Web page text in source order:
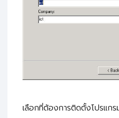
เลือกที่ต้องการติดตั้งโปรแก